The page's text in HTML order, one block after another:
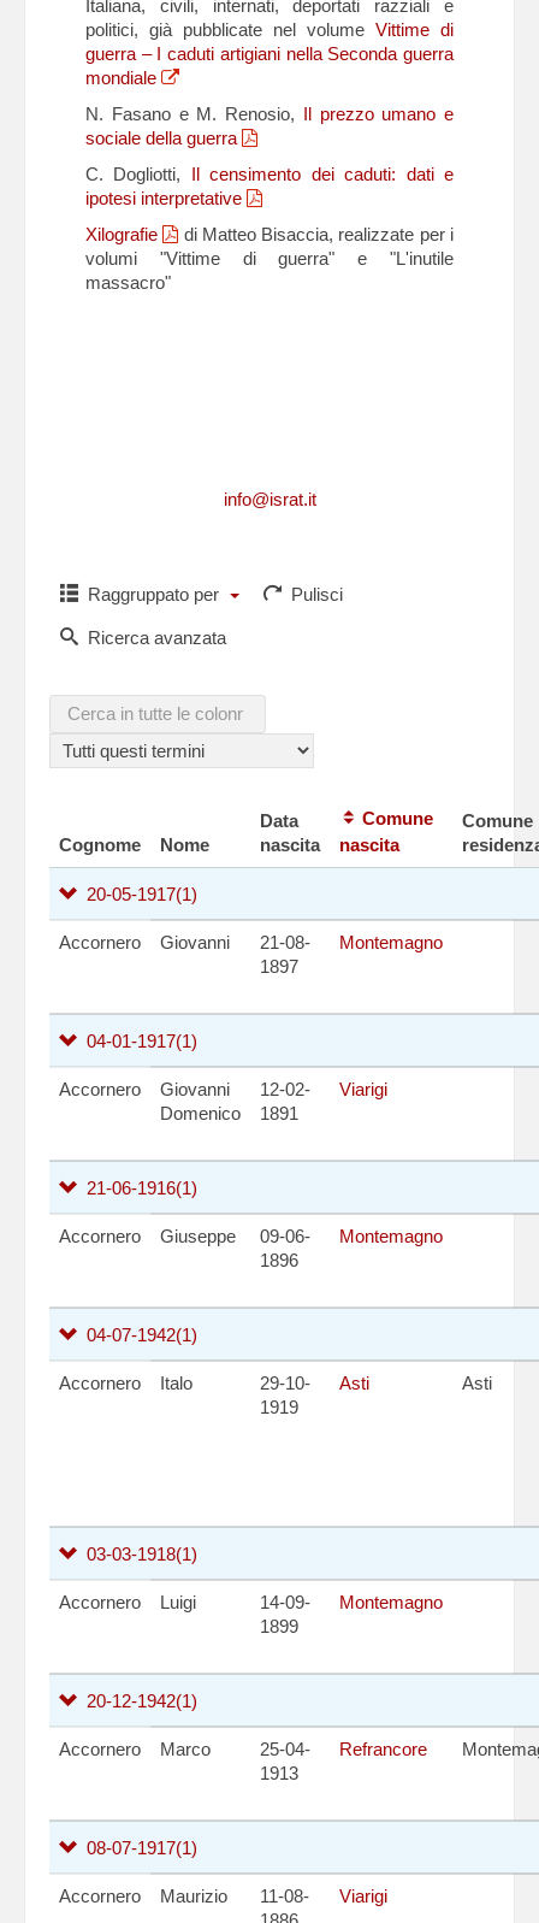
Italiana, civili, internati, deportati razziali e
politici, già pubblicate nel volume Vittime di
guerra – I caduti artigiani nella Seconda guerra
mondiale
N. Fasano e M. Renosio, Il prezzo umano e
sociale della guerra
C. Dogliotti, Il censimento dei caduti: dati e
ipotesi interpretative
Xilografie
di Matteo Bisaccia, realizzate per i
volumi "Vittime di guerra" e "L'inutile
massacro"
info@israt.it
Raggruppato per Pulisci
Ricerca avanzata
Cognome Nome
Data
nascita
Comune
nascita
Comune
20-05-1917(1)
Accornero Giovanni
21-08-
1897
Montemagno
04-01-1917(1)
Accornero
Giovanni
Domenico
12-02-
1891
Viarigi
21-06-1916(1)
Accornero Giuseppe
09-06-
1896
Montemagno
04-07-1942(1)
Accornero Italo
29-10-
1919
Asti Asti
03-03-1918(1)
Accornero Luigi
14-09-
1899
Montemagno
20-12-1942(1)
Accornero Marco
25-04-
1913
Refrancore
08-07-1917(1)
Accornero Maurizio
11-08-
Viarigi